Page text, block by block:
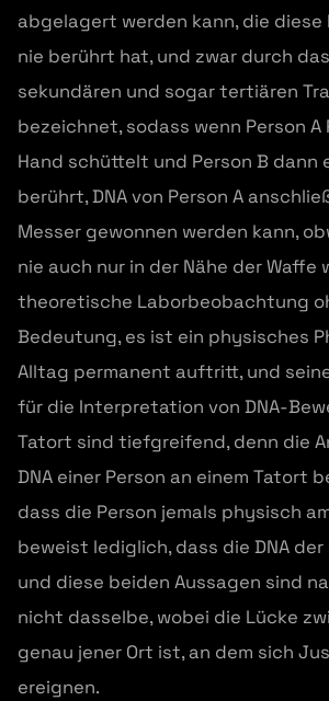
abgelagert werden kann, die diese
nie berührt hat, und zwar durch
sekundären und sogar tertiären
bezeichnet, sodass wenn Person A
Hand schüttelt und Person B dann
berührt, DNA von Person A
Messer gewonnen werden kann,
nie auch nur in der Nähe der Waffe
theoretische Laborbeobachtung
Bedeutung, es ist ein physisches
Alltag permanent auftritt, und
für die Interpretation von DNA-
Tatort sind tiefgreifend, denn die
DNA einer Person an einem Tatort
dass die Person jemals physisch
beweist lediglich, dass die DNA
und diese beiden Aussagen sind
nicht dasselbe, wobei die Lücke
genau jener Ort ist, an dem sich
ereignen.